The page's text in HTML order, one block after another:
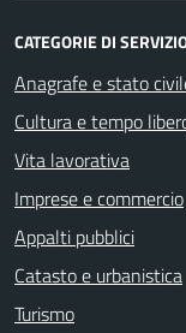
CATEGORIE DI
Anagrafe e stato
Cultura e tempo
Vita lavorativa
Imprese e commercio
Appalti pubblici
Catasto e urbanistica
Turismo